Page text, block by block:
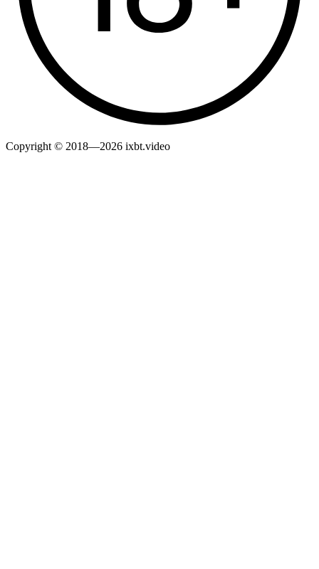
Copyright © 2018—2026 ixbt.video